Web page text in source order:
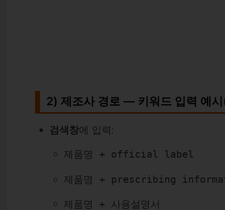
2) 제조사 경로 — 키워드 입력 예
검색창에 입력:
제품명 + official label
제품명 + prescribing
제품명 + 사용설명서